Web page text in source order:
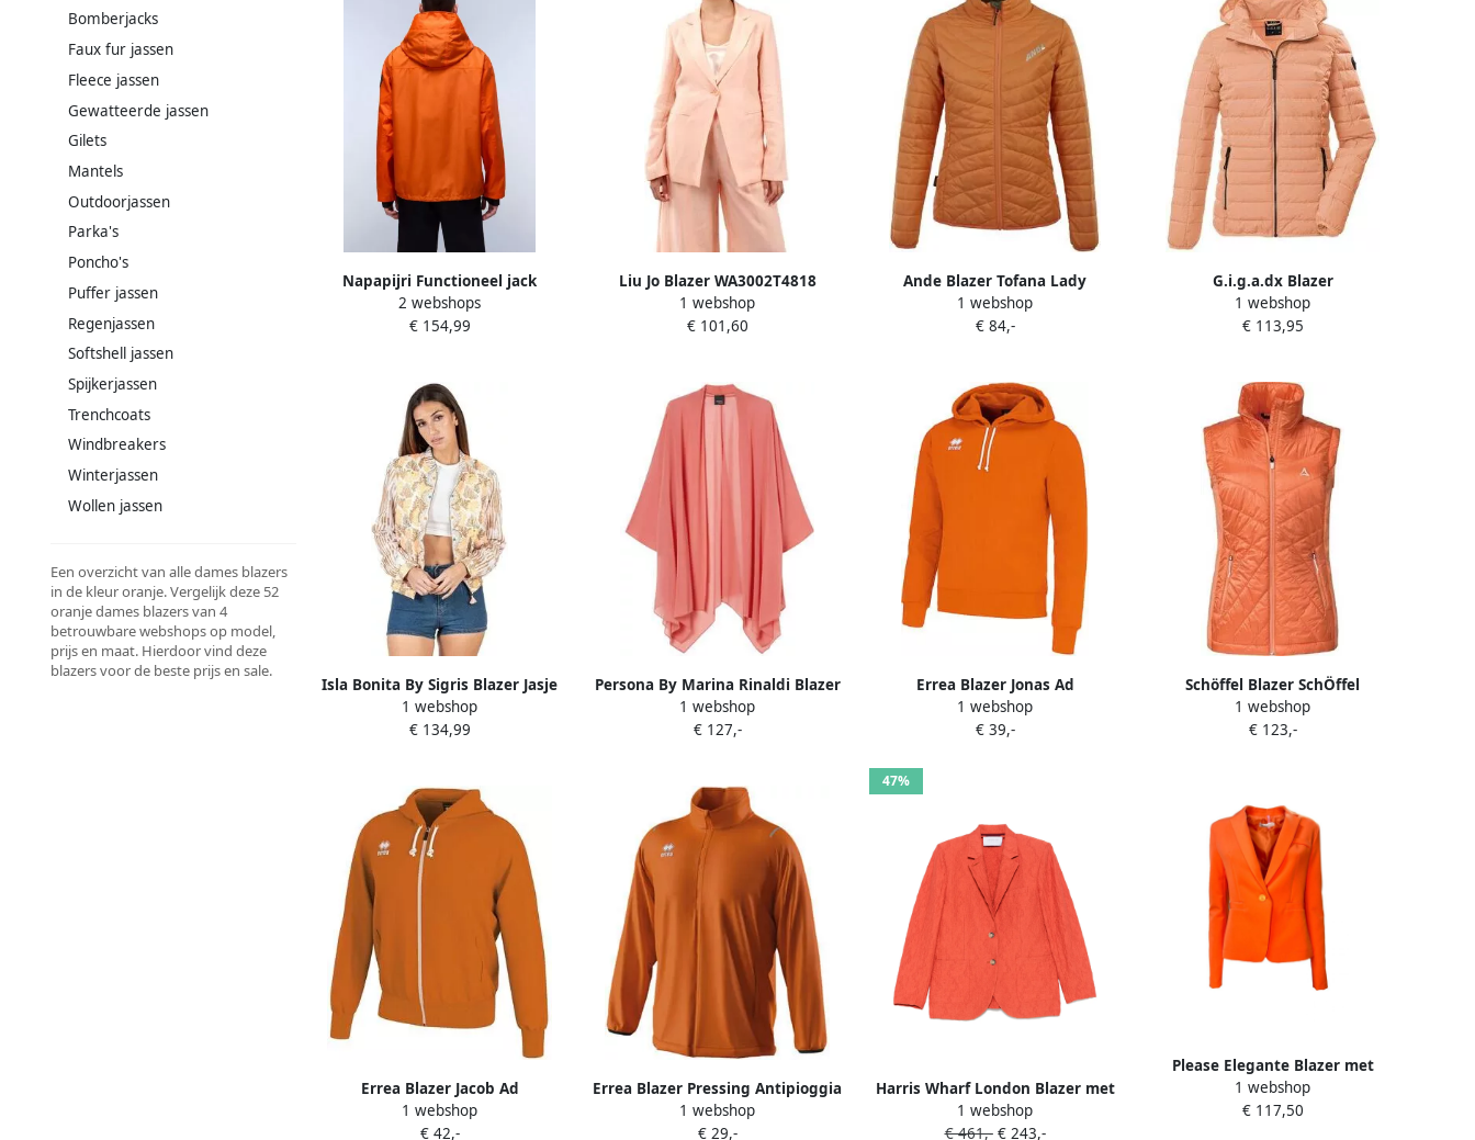
Bomberjacks
Faux fur jassen
Fleece jassen
Gewatteerde jassen
Gilets
Mantels
Outdoorjassen
Parka's
Poncho's
Puffer jassen
Regenjassen
Softshell jassen
Spijkerjassen
Trenchcoats
Windbreakers
Winterjassen
Wollen jassen
Een overzicht van alle dames blazers
in de kleur oranje. Vergelijk deze 52
oranje dames blazers van 4
betrouwbare webshops op model,
prijs en maat. Hierdoor vind deze
blazers voor de beste prijs en sale.
Napapijri Functioneel jack
RAINFOREST NEXT SUM Met
ronde hals met capuchon
2 webshops
€ 154,99
Liu Jo Blazer WA3002T4818
1 webshop
€ 101,60
Ande Blazer Tofana Lady
1 webshop
€ 84,-
G.i.g.a.dx Blazer
1 webshop
€ 113,95
Isla Bonita By Sigris Blazer Jasje
1 webshop
€ 134,99
Persona By Marina Rinaldi Blazer
13191191
1 webshop
€ 127,-
Errea Blazer Jonas Ad
1 webshop
€ 39,-
Schöffel Blazer SchÖffel
133325310
1 webshop
€ 123,-
Errea Blazer Jacob Ad
1 webshop
€ 42,-
Errea Blazer Pressing Antipioggia
Ad
1 webshop
€ 29,-
47%
Harris Wharf London Blazer met
gekreukte schoudervullingen
Oranje
1 webshop
€ 461,-€ 243,-
Please Elegante Blazer met
Tijdloze Details Orange Dames
1 webshop
€ 117,50